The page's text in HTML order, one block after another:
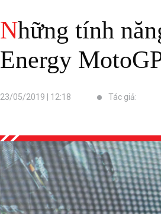
Những tính năng cực hay trên Exciter 150 phiên bản Monster
Energy
23/05/2019 | 12:18 Tác giả: